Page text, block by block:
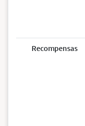
Recompensas